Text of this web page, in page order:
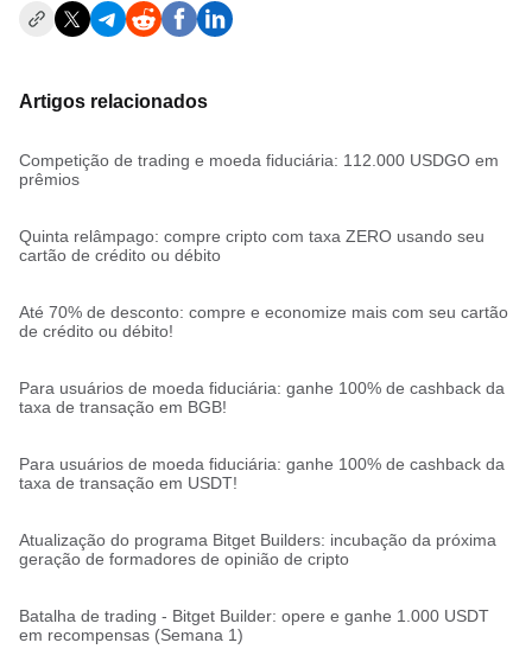
Artigos relacionados
Competição de trading e moeda fiduciária: 112.000 USDGO em
prêmios
Quinta relâmpago: compre cripto com taxa ZERO usando seu
cartão de crédito ou débito
Até 70% de desconto: compre e economize mais com seu cartão
de crédito ou débito!
Para usuários de moeda fiduciária: ganhe 100% de cashback da
taxa de transação em BGB!
Para usuários de moeda fiduciária: ganhe 100% de cashback da
taxa de transação em USDT!
Atualização do programa Bitget Builders: incubação da próxima
geração de formadores de opinião de cripto
Batalha de trading - Bitget Builder: opere e ganhe 1.000 USDT
em recompensas (Semana 1)